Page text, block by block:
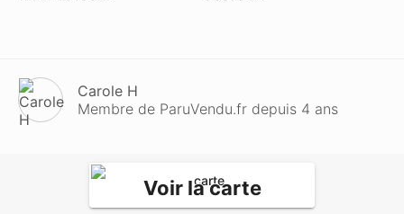
Carole H
Membre de ParuVendu.fr depuis 4 ans
Voir la carte